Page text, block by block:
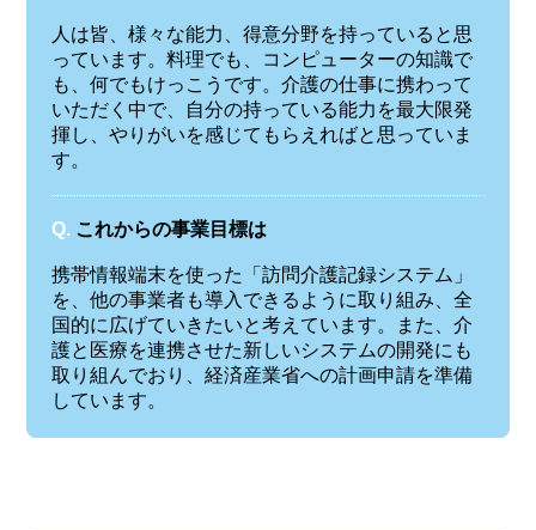
人は皆、様々な能力、得意分野を持っていると思
っています。料理でも、コンピューターの知識で
も、何でもけっこうです。介護の仕事に携わって
いただく中で、自分の持っている能力を最大限発
揮し、やりがいを感じてもらえればと思っていま
す。
Q. これからの事業目標は
携帯情報端末を使った「訪問介護記録システム」
を、他の事業者も導入できるように取り組み、全
国的に広げていきたいと考えています。また、介
護と医療を連携させた新しいシステムの開発にも
取り組んでおり、経済産業省への計画申請を準備
しています。